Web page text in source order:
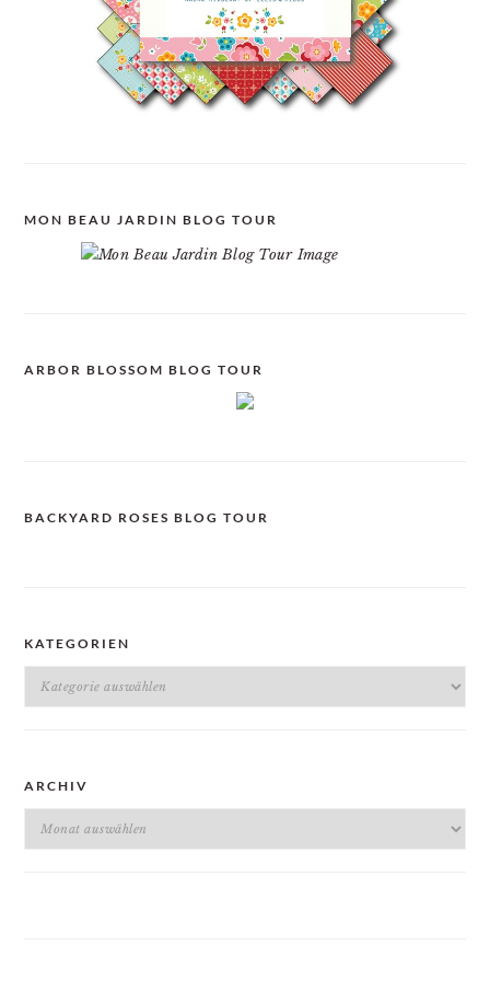
MON BEAU JARDIN BLOG TOUR
ARBOR BLOSSOM BLOG TOUR
BACKYARD ROSES BLOG TOUR
KATEGORIEN
Kategorien
ARCHIV
Archiv